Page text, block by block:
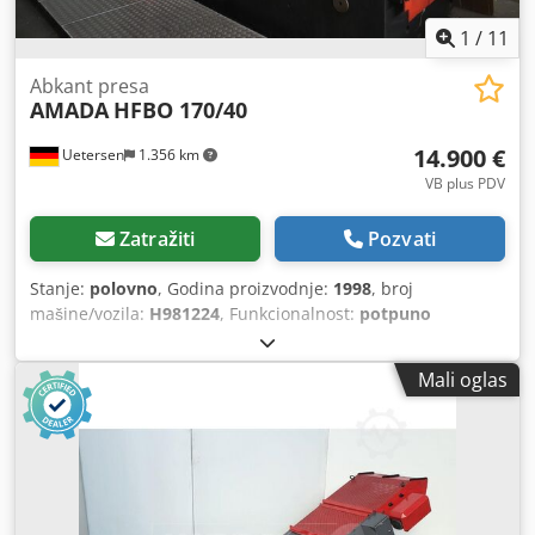
1 / 11
Uetersen 1.356 km
Abkant presa
AMADA HFBO 170/40
14.900 €
VB plus PDV
Zatražiti Pozvati
Stanje: polovno, Godina proizvodnje: 1998, broj
mašine/vozila: H981224, Funkcionalnost: potpuno
11 kW (14,96 KS)
hod klipa:180 mm, radna brzina:8 mm/s, brzina vožnje
unazad:
, dužina stola:
4.230 mm
razmak između stubova:
za ulje:
, ukupna dužina:
2.200 mm
, ukupna težina:
, Oprema:
CE oznaka, dokumentacija/priručnik,
Mali oglas